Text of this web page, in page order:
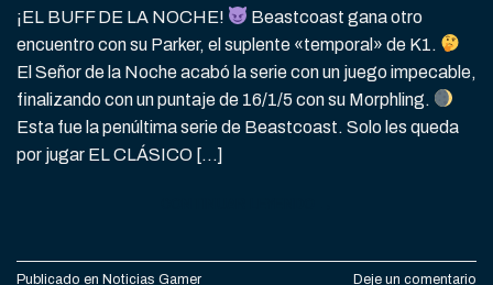
¡EL BUFF DE LA NOCHE!
Beastcoast gana otro
encuentro con su Parker, el suplente «temporal» de K1.
El Señor de la Noche acabó la serie con un juego impecable,
finalizando con un puntaje de 16/1/5 con su Morphling.
Esta fue la penúltima serie de Beastcoast. Solo les queda
por jugar EL CLÁSICO […]
Publicado en Noticias Gamer Deje un comentario